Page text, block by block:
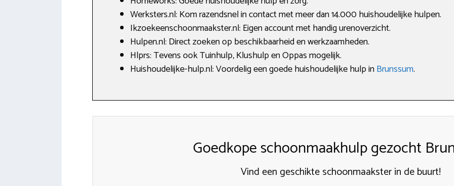
Werksters.nl: Kom razendsnel in contact met meer dan 14.000 huishoudelijke hulpen.
Ikzoekeenschoonmaakster.nl: Eigen account met handig urenoverzicht.
Hulpen.nl: Direct zoeken op beschikbaarheid en werkzaamheden.
Hlprs: Tevens ook Tuinhulp, Klushulp en Oppas mogelijk.
Huishoudelijke-hulp.nl: Voordelig een goede huishoudelijke hulp inBrunssum.
Goedkope schoonmaakhulp gezocht
Vind een geschikte schoonmaakster in de buurt!